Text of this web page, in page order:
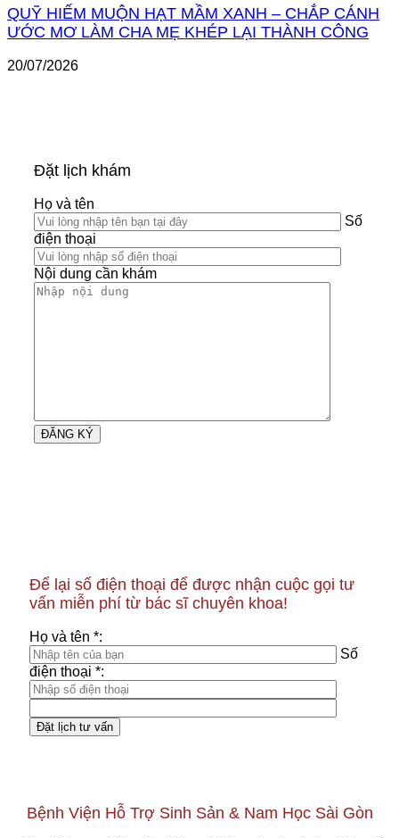
QUỸ HIẾM MUỘN HẠT MẦM XANH – CHẮP CÁNH
ƯỚC MƠ LÀM CHA MẸ KHÉP LẠI THÀNH CÔNG
20/07/2026
Đặt lịch khám
Họ và tên
Số
điện thoại
Nội dung cần khám
Để lại số điện thoại để được nhận cuộc gọi tư
vấn miễn phí từ bác sĩ chuyên khoa!
Họ và tên *:
Số
điện thoại *:
Bệnh Viện Hỗ Trợ Sinh Sản & Nam Học Sài Gòn